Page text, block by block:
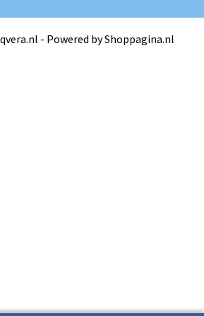
- Powered by Shoppagina.nl